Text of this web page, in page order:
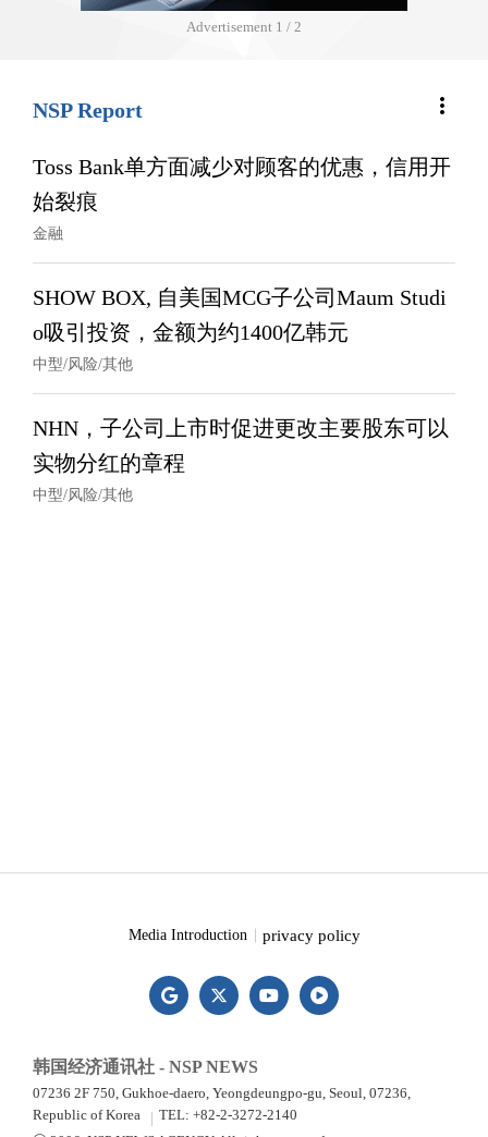
Advertisement 1 / 2
NSP Report more_vert
Toss Bank单方面减少对顾客的优惠，信用开
始裂痕
金融
SHOW BOX, 自美国MCG子公司Maum Studi
o吸引投资，金额为约1400亿韩元
中型/风险/其他
NHN，子公司上市时促进更改主要股东可以
实物分红的章程
中型/风险/其他
Media Introduction privacy policy
韩国经济通讯社 - NSP NEWS
07236 2F 750, Gukhoe-daero, Yeongdeungpo-gu, Seoul, 07236,
Republic of Korea
TEL: +82-2-3272-2140